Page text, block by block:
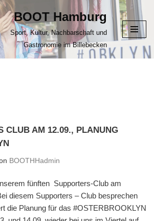
BOOT Hamburg
Sport, Kultur, Nachbarschaft und
Gastronomie im Billebecken
CLUB AM 12.09., PLANUNG
BOOTHHadmin
fünften Supporters-Club am
diesem Supporters – Club besprechen
die Planung für das #OSTERBROOKLYN